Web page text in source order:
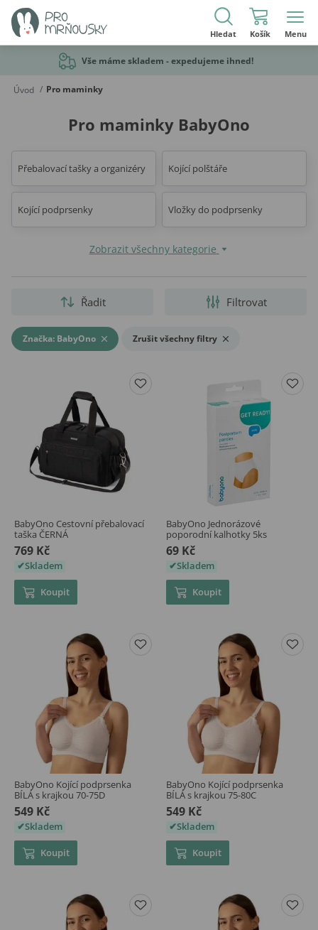
Hledat Košík Menu
Vše máme skladem - expedujeme ihned!
Úvod / Pro maminky
Pro maminky BabyOno
Přebalovací tašky a organizéry Kojící polštáře
Kojící podprsenky Vložky do podprsenky
Zobrazit všechny kategorie
Filtrovat
Řadit
Značka: BabyOno Zrušit všechny filtry
BabyOno Cestovní přebalovací
taška ČERNÁ
769 Kč
Skladem
Koupit
BabyOno Jednorázové
poporodní kalhotky 5ks
69 Kč
Skladem
Koupit
BabyOno Kojící podprsenka
BÍLÁ s krajkou 70-75D
549 Kč
Skladem
Koupit
BabyOno Kojící podprsenka
BÍLÁ s krajkou 75-80C
549 Kč
Skladem
Koupit